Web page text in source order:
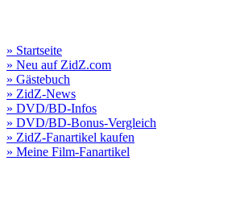
» Startseite
» Neu auf ZidZ.com
» Gästebuch
» ZidZ-News
» DVD/BD-Infos
» DVD/BD-Bonus-Vergleich
» ZidZ-Fanartikel kaufen
» Meine Film-Fanartikel